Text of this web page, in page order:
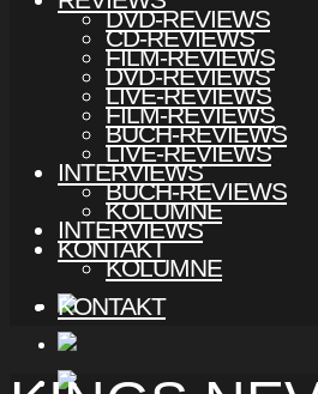
DVD-REVIEWS
FILM-REVIEWS
LIVE-REVIEWS
BUCH-REVIEWS
INTERVIEWS
KOLUMNE
KONTAKT
CD-REVIEWS
DVD-REVIEWS
FILM-REVIEWS
LIVE-REVIEWS
BUCH-REVIEWS
INTERVIEWS
KOLUMNE
KONTAKT